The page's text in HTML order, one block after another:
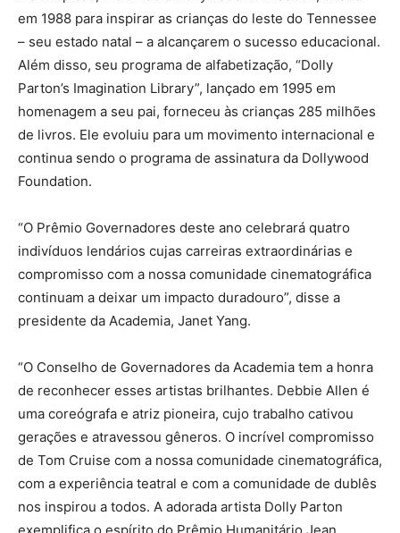
em 1988 para inspirar as crianças do leste do Tennessee
– seu estado natal – a alcançarem o sucesso educacional.
Além disso, seu programa de alfabetização, “Dolly
Parton’s Imagination Library”, lançado em 1995 em
homenagem a seu pai, forneceu às crianças 285 milhões
de livros. Ele evoluiu para um movimento internacional e
continua sendo o programa de assinatura da Dollywood
Foundation.
“O Prêmio Governadores deste ano celebrará quatro
indivíduos lendários cujas carreiras extraordinárias e
compromisso com a nossa comunidade cinematográfica
continuam a deixar um impacto duradouro”, disse a
presidente da Academia, Janet Yang.
“O Conselho de Governadores da Academia tem a honra
de reconhecer esses artistas brilhantes. Debbie Allen é
uma coreógrafa e atriz pioneira, cujo trabalho cativou
gerações e atravessou gêneros. O incrível compromisso
de Tom Cruise com a nossa comunidade cinematográfica,
com a experiência teatral e com a comunidade de dublês
nos inspirou a todos. A adorada artista Dolly Parton
exemplifica o espírito do Prêmio Humanitário Jean